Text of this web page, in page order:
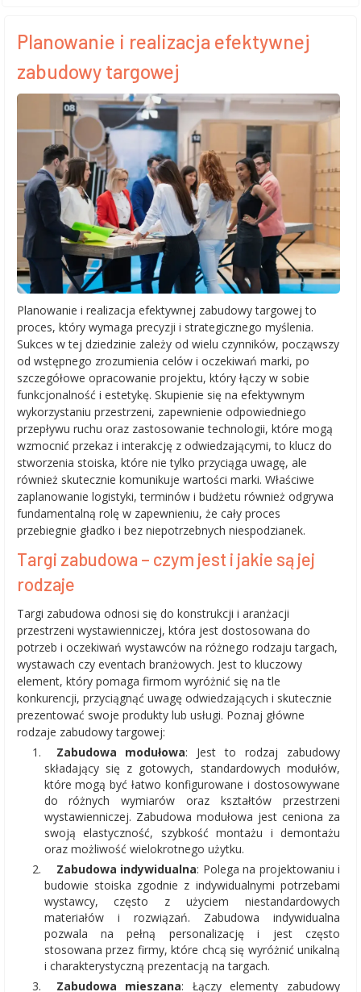
Planowanie i realizacja efektywnej
zabudowy targowej
Planowanie i realizacja efektywnej zabudowy targowej to
proces, który wymaga precyzji i strategicznego myślenia.
Sukces w tej dziedzinie zależy od wielu czynników, począwszy
od wstępnego zrozumienia celów i oczekiwań marki, po
szczegółowe opracowanie projektu, który łączy w sobie
funkcjonalność i estetykę. Skupienie się na efektywnym
wykorzystaniu przestrzeni, zapewnienie odpowiedniego
przepływu ruchu oraz zastosowanie technologii, które mogą
wzmocnić przekaz i interakcję z odwiedzającymi, to klucz do
stworzenia stoiska, które nie tylko przyciąga uwagę, ale
również skutecznie komunikuje wartości marki. Właściwe
zaplanowanie logistyki, terminów i budżetu również odgrywa
fundamentalną rolę w zapewnieniu, że cały proces
przebiegnie gładko i bez niepotrzebnych niespodzianek.
Targi zabudowa – czym jest i jakie są jej
rodzaje
Targi zabudowa odnosi się do konstrukcji i aranżacji
przestrzeni wystawienniczej, która jest dostosowana do
potrzeb i oczekiwań wystawców na różnego rodzaju targach,
wystawach czy eventach branżowych. Jest to kluczowy
element, który pomaga firmom wyróżnić się na tle
konkurencji, przyciągnąć uwagę odwiedzających i skutecznie
prezentować swoje produkty lub usługi. Poznaj główne
rodzaje zabudowy targowej:
Zabudowa modułowa: Jest to rodzaj zabudowy
składający się z gotowych, standardowych modułów,
które mogą być łatwo konfigurowane i dostosowywane
do różnych wymiarów oraz kształtów przestrzeni
wystawienniczej. Zabudowa modułowa jest ceniona za
swoją elastyczność, szybkość montażu i demontażu
oraz możliwość wielokrotnego użytku.
Zabudowa indywidualna: Polega na projektowaniu i
budowie stoiska zgodnie z indywidualnymi potrzebami
wystawcy, często z użyciem niestandardowych
materiałów i rozwiązań. Zabudowa indywidualna
pozwala na pełną personalizację i jest często
stosowana przez firmy, które chcą się wyróżnić unikalną
i charakterystyczną prezentacją na targach.
Zabudowa mieszana: Łączy elementy zabudowy